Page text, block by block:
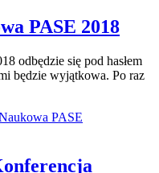
PASE 2018
odbędzie się pod hasłem
będzie wyjątkowa. Po raz